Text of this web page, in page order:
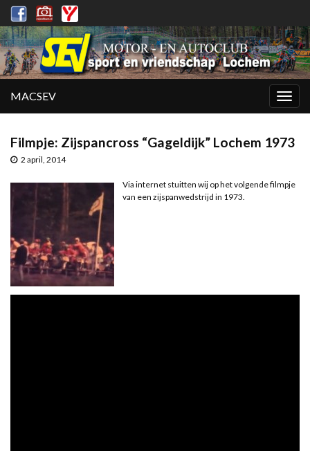
MACSEV
Filmpje: Zijspancross “Gageldijk” Lochem 1973
2 april, 2014
Via internet stuitten wij op het volgende filmpje
van een zijspanwedstrijd in 1973.